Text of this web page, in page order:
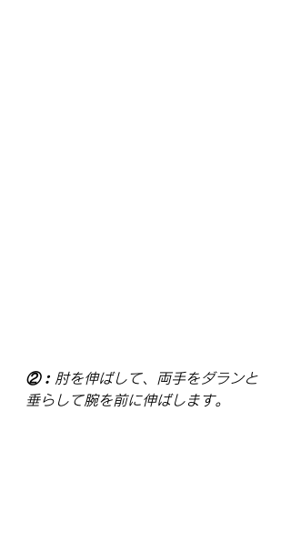
②︰肘を伸ばして、両手をダランと
垂らして腕を前に伸ばします。